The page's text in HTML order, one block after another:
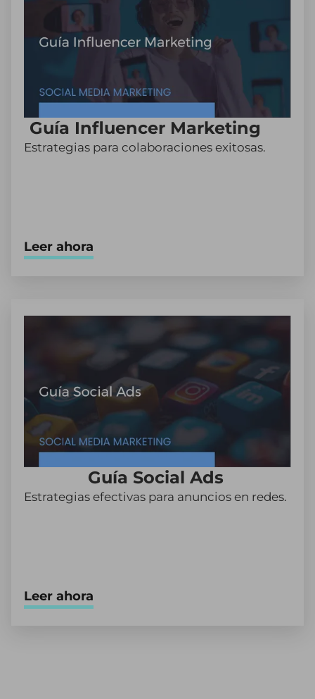
Guía Influencer Marketing
Estrategias para colaboraciones exitosas.
Leer ahora
Guía Social Ads
Estrategias efectivas para anuncios en redes.
Leer ahora